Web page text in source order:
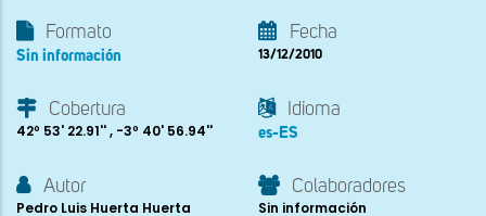
Formato
Sin información
Fecha
13/12/2010
Cobertura
42º 53' 22.91'' , -3º 40' 56.94''
Idioma
es-ES
Autor
Pedro Luis Huerta Huerta
Colaboradores
Sin información